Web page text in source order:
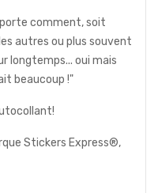
comment, soit
autres ou plus souvent
longtemps... oui mais
beaucoup !"
Stickers Express®,